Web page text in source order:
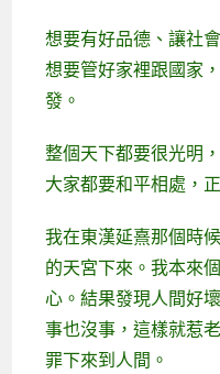
想要有好品德、讓社
想要管好家裡跟國家
發。
整個天下都要很光明
大家都要和平相處，
我在東漢延熹那個時
的天宮下來。我本來
心。結果發現人間好
事也沒事，這樣就惹
罪下來到人間。